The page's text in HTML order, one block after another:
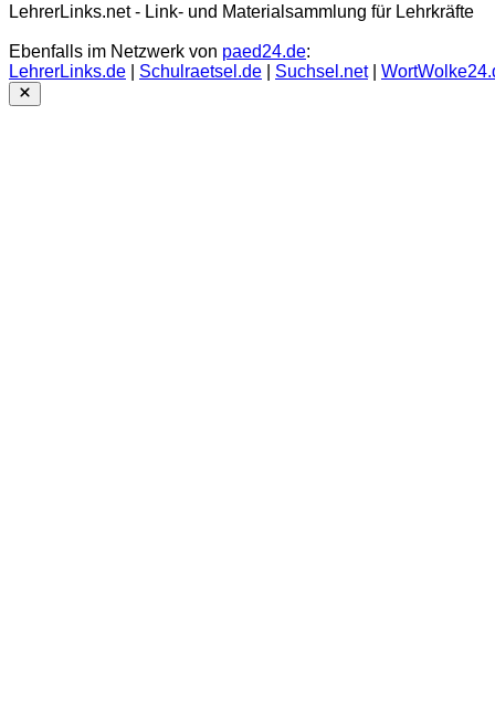
LehrerLinks.net - Link- und Materialsammlung für Lehrkräfte
Ebenfalls im Netzwerk von paed24.de:
LehrerLinks.de
Schulraetsel.de Suchsel.net|
Close